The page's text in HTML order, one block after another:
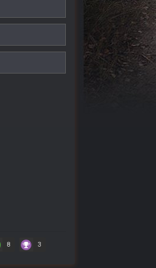
8 3